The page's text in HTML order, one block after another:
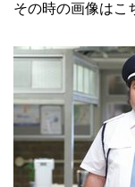
その時の画像はこ